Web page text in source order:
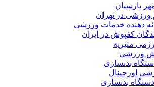
پارسیان
ورزشی در تهران
دهنده خدمات ورزشی
کفپوش در ایران
منیریه
ورزشی
بدنسازی
اورجینال
بدنسازی